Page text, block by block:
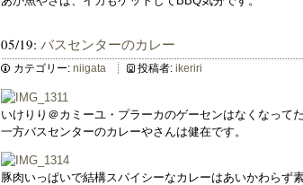
05/19: バスセンターのカレー
カテゴリー: niigata 投稿者: ikeriri
いけりり＠カミーユ・プラーカのゲーセンはなくなって
一方バスセンターのカレーやさんは健在です。
豚肉いっぱいで結構スパイシーなカレーはあいかわらず